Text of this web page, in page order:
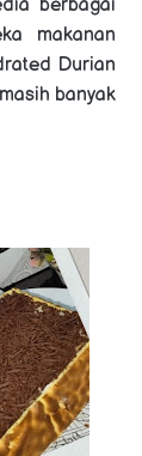
berbagai
makanan
Durian
banyak